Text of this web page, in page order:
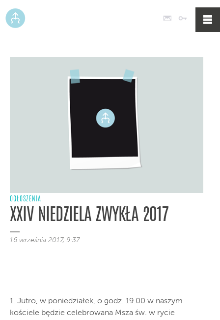
Poczta
OGŁOSZENIA
XXIV NIEDZIELA ZWYKŁA 2017
16 września 2017, 9:37
1. Jutro, w poniedziałek, o godz. 19.00 w naszym
kościele będzie celebrowana Msza św. w rycie